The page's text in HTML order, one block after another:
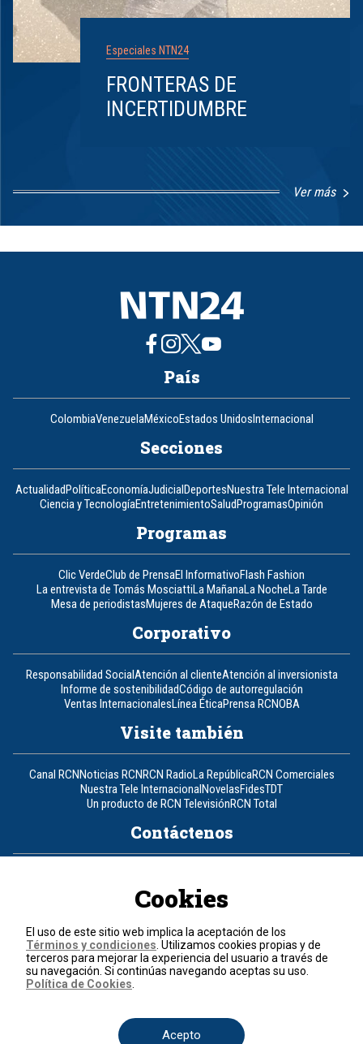
Especiales NTN24
FRONTERAS DE
INCERTIDUMBRE
Ver más
8
País
ColombiaVenezuelaMéxicoEstados UnidosInternacional
Secciones
ActualidadPolíticaEconomíaJudicialDeportesNuestra Tele Internacional
Ciencia y TecnologíaEntretenimientoSaludProgramasOpinión
Programas
Clic VerdeClub de PrensaEl InformativoFlash Fashion
La entrevista de Tomás MosciattiLa MañanaLa NocheLa Tarde
Mesa de periodistasMujeres de AtaqueRazón de Estado
Corporativo
Responsabilidad SocialAtención al clienteAtención al inversionista
Informe de sostenibilidadCódigo de autorregulación
Ventas InternacionalesLínea ÉticaPrensa RCNOBA
Visite también
Canal RCNNoticias RCNRCN RadioLa RepúblicaRCN Comerciales
Nuestra Tele InternacionalNovelasFidesTDT
Un producto de RCN TelevisiónRCN Total
Contáctenos
Política de cookies
Términos y condiciones
© 2026, RCN Medios.
Todos los derechos reservados.
Cookies
El uso de este sitio web implica la aceptación de los
Términos y condiciones . Utilizamos cookies propias y de
terceros para mejorar la experiencia del usuario a través de
su navegación. Si continúas navegando aceptas su uso.
Política de Cookies
Acepto